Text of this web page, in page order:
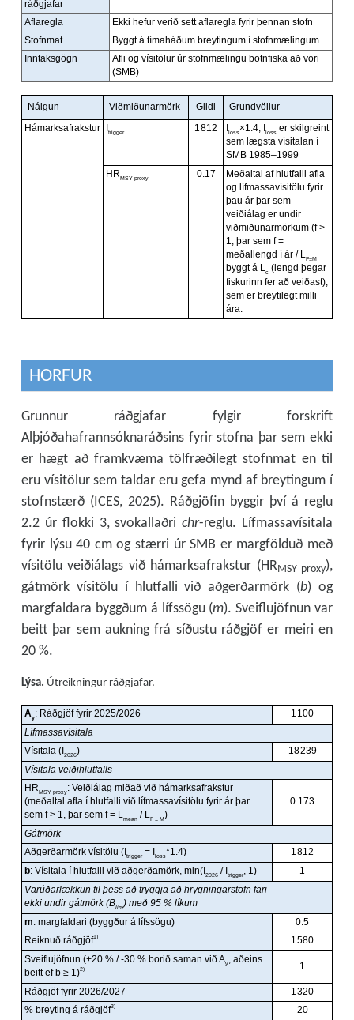
HORFUR
Grunnur ráðgjafar fylgir forskrift
Alþjóðahafrannsóknaráðsins fyrir stofna þar sem ekki
er hægt að framkvæma tölfræðilegt stofnmat en til
eru vísitölur sem taldar eru gefa mynd af breytingum í
stofnstærð (ICES, 2025). Ráðgjöfin byggir því á reglu
2.2 úr flokki 3, svokallaðrichr-reglu. Lífmassavísitala
fyrir lýsu 40 cm og stærri úr SMB er margfölduð með
vísitölu veiðiálags við hámarksafrakstur (HRMSY proxy),
gátmörk vísitölu í hlutfalli við aðgerðarmörk (b) og
margfaldara byggðum á lífssögu (m). Sveiflujöfnun var
beitt þar sem aukning frá síðustu ráðgjöf er meiri en
20 %.
Lýsa. Útreikningur ráðgjafar.